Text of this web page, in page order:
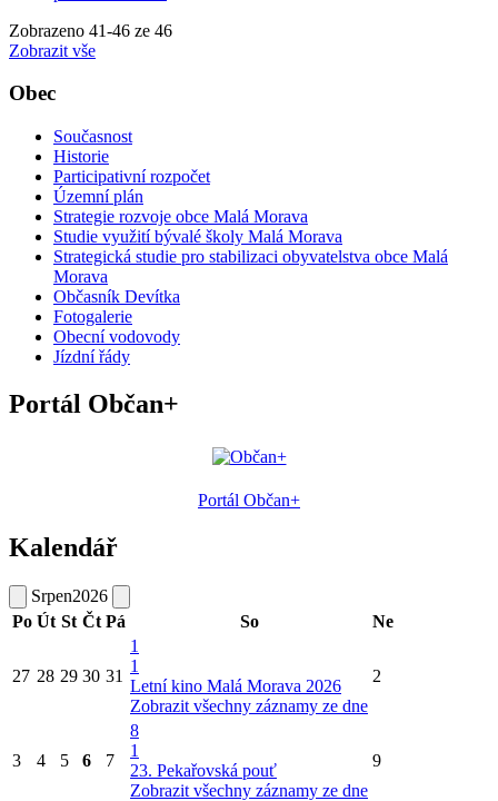
Zobrazeno 41-46 ze 46
Zobrazit vše
Obec
Současnost
Historie
Participativní rozpočet
Územní plán
Strategie rozvoje obce Malá Morava
Studie využití bývalé školy Malá Morava
Strategická studie pro stabilizaci obyvatelstva obce Malá
Morava
Občasník Devítka
Fotogalerie
Obecní vodovody
Jízdní řády
Portál Občan+
Portál Občan+
Kalendář
Srpen2026
Po Út St Čt Pá So Ne
27 28 29 30 31
1
1
Letní kino Malá Morava 2026
Zobrazit všechny záznamy ze dne
2
3 4 5 6 7
8
1
23. Pekařovská pouť
Zobrazit všechny záznamy ze dne
9